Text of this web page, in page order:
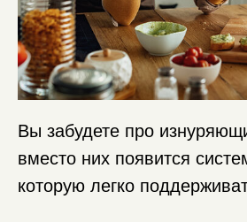
Вы забудете про
вместо них появится
которую легко